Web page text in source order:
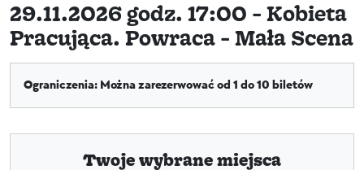
29.11.2026 godz. 17:00 - Kobieta
Pracująca. Powraca - Mała Scena
Ograniczenia: Można zarezerwować od 1 do 10 biletów
Twoje wybrane miejsca